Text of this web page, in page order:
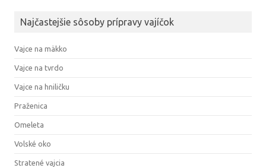
Najčastejšie sôsoby prípravy vajíčok
Vajce na mäkko
Vajce na tvrdo
Vajce na hniličku
Praženica
Omeleta
Volské oko
Stratené vajcia